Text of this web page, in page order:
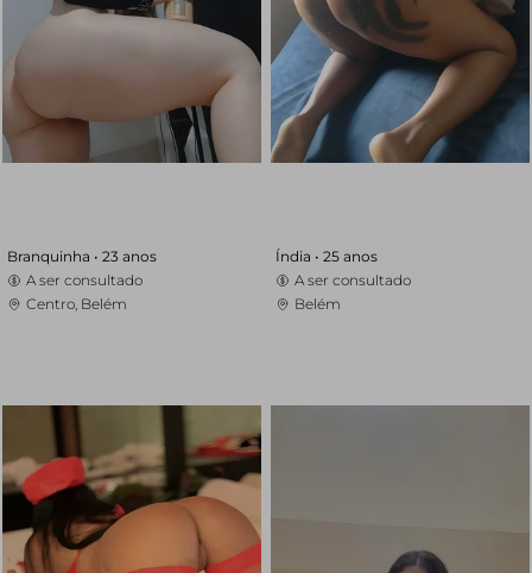
Branquinha • 23 anos
A ser consultado
Centro, Belém
Índia • 25 anos
A ser consultado
Belém